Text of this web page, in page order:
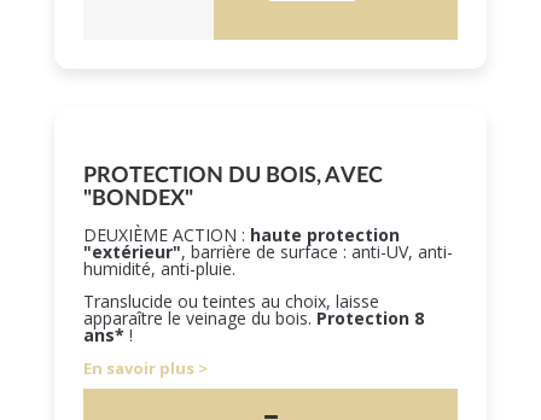
PROTECTION DU BOIS, AVEC
"BONDEX"
DEUXIÈME ACTION : haute protection
"extérieur", barrière de surface : anti-UV, anti-
humidité, anti-pluie.
Translucide ou teintes au choix, laisse
apparaître le veinage du bois. Protection 8
ans* !
En savoir plus